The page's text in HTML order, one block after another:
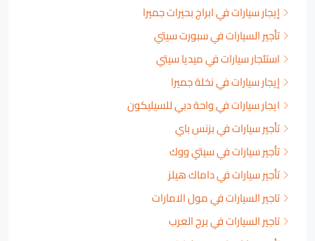
إيجار سيارات في ابراج بحيرات جميرا
تأجير السيارات في سبورت سيتي
استئجار سيارات في ميديا سيتي
إيجار سيارات في نخلة جميرا
ايجار سيارات في واحة دبي للسيليكون
تأجير سيارات في بزنس باي
تأجير سيارات في سيتي ووك
تأجير سيارات في داماك هيلز
تاجير السيارات في مول الامارات
تاجير السيارات في برج العرب